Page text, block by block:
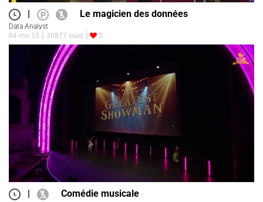
| Le magicien des données
Data Analyst
04 mn 53
30877 vues 2
Comédie musicale